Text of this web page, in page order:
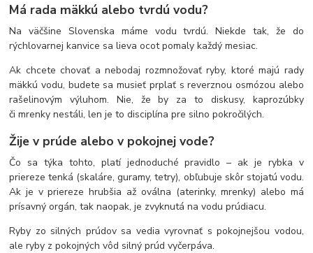
Má rada mäkkú alebo tvrdú vodu?
Na väčšine Slovenska máme vodu tvrdú. Niekde tak, že do
rýchlovarnej kanvice sa lieva ocot pomaly každý mesiac.
Ak chcete chovať a nebodaj rozmnožovať ryby, ktoré majú rady
mäkkú vodu, budete sa musieť prplať s reverznou osmózou alebo
rašelinovým výluhom. Nie, že by za to diskusy, kaprozúbky
či mrenky nestáli, len je to disciplína pre silno pokročilých.
Žije v prúde alebo v pokojnej vode?
Čo sa týka tohto, platí jednoduché pravidlo – ak je rybka v
priereze tenká (skaláre, guramy, tetry), obľubuje skôr stojatú vodu.
Ak je v priereze hrubšia až oválna (aterinky, mrenky) alebo má
prísavný orgán, tak naopak, je zvyknutá na vodu prúdiacu.
Ryby zo silných prúdov sa vedia vyrovnať s pokojnejšou vodou,
ale ryby z pokojných vôd silný prúd vyčerpáva.